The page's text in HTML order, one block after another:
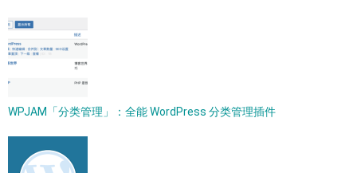
WPJAM「分类管理」：全能 WordPress 分类管理插件